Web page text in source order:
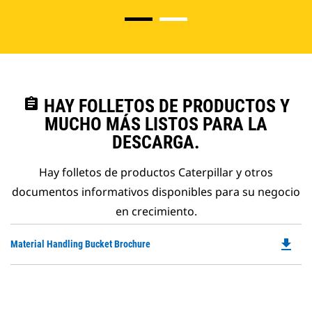
assignment HAY FOLLETOS DE PRODUCTOS Y
MUCHO MÁS LISTOS PARA LA
DESCARGA.
Hay folletos de productos Caterpillar y otros
documentos informativos disponibles para su negocio
en crecimiento.
Material Handling Bucket Brochure file_download